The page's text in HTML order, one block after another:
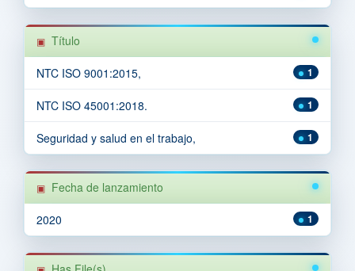
Título
1
NTC ISO 9001:2015,
1
NTC ISO 45001:2018.
1
Seguridad y salud en el trabajo,
Fecha de lanzamiento
1
2020